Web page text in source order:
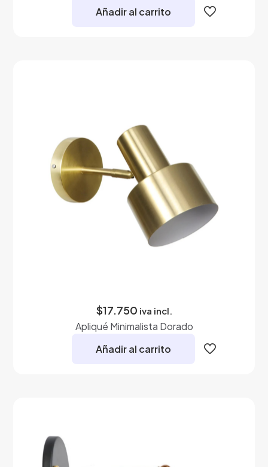
Añadir al carrito
$17.750 iva incl.
Apliqué Minimalista Dorado
Añadir al carrito